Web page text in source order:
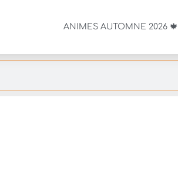
ANIMES AUTOMNE 2026 🍁